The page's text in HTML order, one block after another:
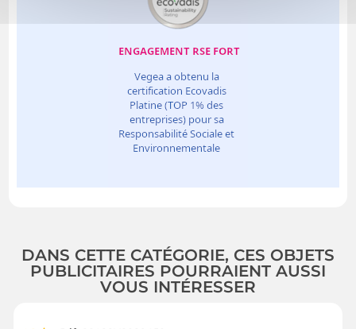
DANS CETTE CATÉGORIE, CES OBJETS
PUBLICITAIRES POURRAIENT AUSSI
VOUS INTÉRESSER